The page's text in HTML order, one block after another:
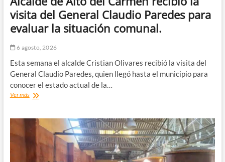
visita del General Claudio Paredes para
evaluar la situación comunal.
6 agosto, 2026
Esta semana el alcalde Cristian Olivares recibió la visita del
General Claudio Paredes, quien llegó hasta el municipio para
conocer el estado actual de la…
Ver másAlcalde
del
Carmen
visita